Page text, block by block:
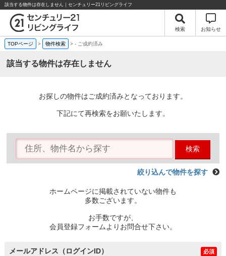
該当する物件は存在しません｜センチュリー21リビングライフ
検索 お知らせ
TOPページ > 物件検索 >- ご成約済み
該当する物件は存在しません
お探しの物件はご成約済みとなっております。
下記にて再検索をお願いたします。
検索
絞り込んで物件を探す
ホームページに掲載されていない物件も
多数ございます。
お手数ですが、
会員登録フォームよりお問合せ下さい。
メールアドレス（ログインID） 必須